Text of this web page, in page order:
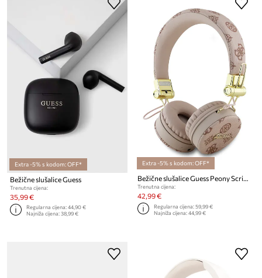
Extra -5% s kodom: OFF*
Bežične slušalice Guess
Trenutna cijena:
35,99 €
Regularna cijena:44,90 €
Najniža cijena:38,99 €
Extra -5% s kodom: OFF*
Bežične slušalice Guess Peony Script Round Shape
Trenutna cijena:
42,99 €
Regularna cijena:59,99 €
Najniža cijena:44,99 €